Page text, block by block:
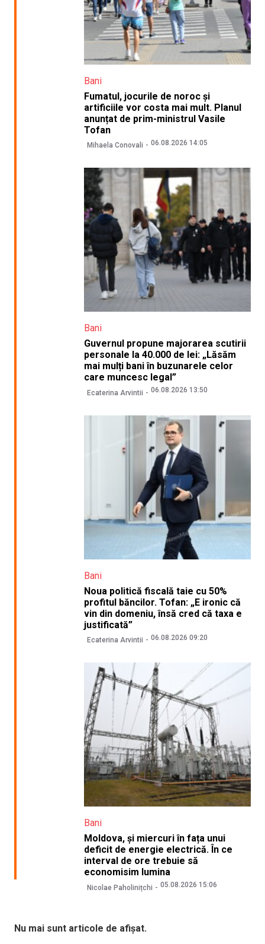
Bani
Fumatul, jocurile de noroc și
artificiile vor costa mai mult. Planul
anunțat de prim-ministrul Vasile
Tofan
Mihaela Conovali 06.08.2026 14:05
Bani
Guvernul propune majorarea scutirii
personale la 40.000 de lei: „Lăsăm
mai mulți bani în buzunarele celor
care muncesc legal”
Ecaterina Arvintii 06.08.2026 13:50
Bani
Noua politică fiscală taie cu 50%
profitul băncilor. Tofan: „E ironic că
vin din domeniu, însă cred că taxa e
justificată”
Ecaterina Arvintii 06.08.2026 09:20
Bani
Moldova, și miercuri în fața unui
deficit de energie electrică. În ce
interval de ore trebuie să
economisim lumina
Nicolae Paholinițchi 05.08.2026 15:06
Nu mai sunt articole de afișat.